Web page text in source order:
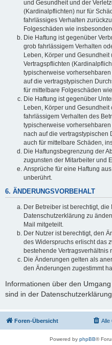
und Gesundheit und der
(Kardinalpflichten) nur für
fahrlässiges Verhalten
Folgeschäden wie
Die Haftung ist gegenüber
grob fahrlässigem Verhalten
Leben, Körper und
Vertragspflichten
typischerweise
auf die vertragstypischen
für mittelbare Folgeschäden
Die Haftung ist gegenüber
Leben, Körper und
fahrlässigem Verhalten des
typischerweise
nach auf die vertragstypischen
auch für mittelbare Schäden,
Die Haftungsbegrenzung der
zugunsten der Mitarbeiter und
Ansprüche für eine Haftung
unberührt.
6. ÄNDERUNGSVORBEHALT
Der Betreiber ist berechtigt,
Datenschutzerklärung zu
Mail mitgeteilt.
Der Nutzer ist berechtigt, den
des Widerspruchs erlischt das
bestehende Vertragsverhältnis
Die Änderungen gelten als
den Änderungen zugestimmt
Informationen über den
sind in der
Foren-Übersicht Alle
Powered by phpBB®